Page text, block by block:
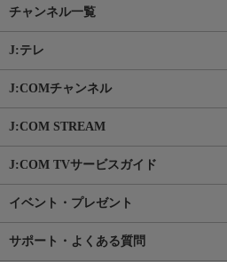
チャンネル一覧
J:テレ
J:COMチャンネル
J:COM STREAM
J:COM TVサービスガイド
イベント・プレゼント
サポート・よくある質問